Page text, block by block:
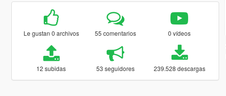
Le gustan 0 archivos 55 comentarios 0 vídeos
12 subidas 53 seguidores 239.528 descargas